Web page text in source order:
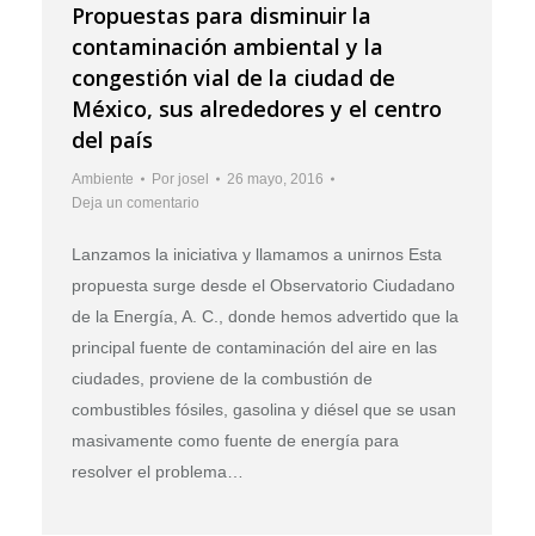
Propuestas para disminuir la
contaminación ambiental y la
congestión vial de la ciudad de
México, sus alrededores y el centro
del país
Ambiente Por josel
26 mayo, 2016
Deja un comentario
Lanzamos la iniciativa y llamamos a unirnos Esta
propuesta surge desde el Observatorio Ciudadano
de la Energía, A. C., donde hemos advertido que la
principal fuente de contaminación del aire en las
ciudades, proviene de la combustión de
combustibles fósiles, gasolina y diésel que se usan
masivamente como fuente de energía para
resolver el problema…